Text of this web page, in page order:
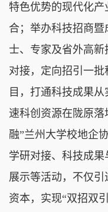
特色优势的现代化
合；举办科技招商
士、专家及省外高
对接，定向招引一
目，打通科技成果
速科创资源在陇原落
融”兰州大学校地企
学研对接、科技成
展示等活动，不仅引
资本，实现“双招双引